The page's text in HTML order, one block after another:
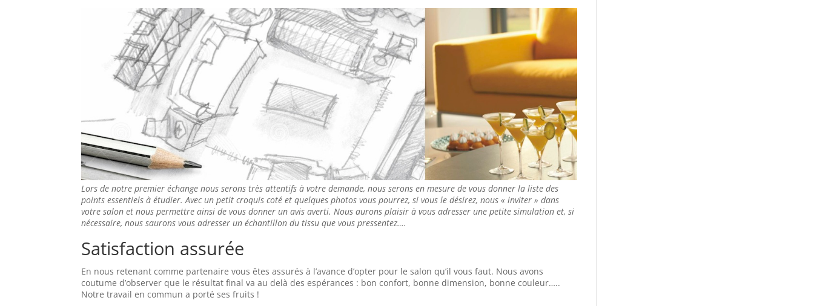
Lors de notre premier échange nous serons très attentifs à votre demande, nous serons en mesure de vous donner la liste des
points essentiels à étudier. Avec un petit croquis coté et quelques photos vous pourrez, si vous le désirez, nous « inviter » dans
votre salon et nous permettre ainsi de vous donner un avis averti. Nous aurons plaisir à vous adresser une petite simulation et, si
nécessaire, nous saurons vous adresser un échantillon du tissu que vous pressentez….
Satisfaction assurée
En nous retenant comme partenaire vous êtes assurés à l’avance d’opter pour le salon qu’il vous faut. Nous avons
coutume d’observer que le résultat final va au delà des espérances : bon confort, bonne dimension, bonne couleur…..
Notre travail en commun a porté ses fruits !